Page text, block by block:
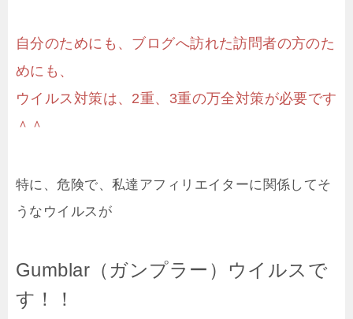
自分のためにも、ブログへ訪れた訪問者の方のた
めにも、
ウイルス対策は、2重、3重の万全対策が必要です
＾＾
特に、危険で、私達アフィリエイターに関係してそ
うなウイルスが
Gumblar（ガンプラー）ウイルスで
す！！